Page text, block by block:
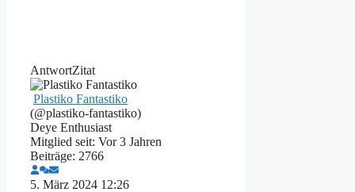
AntwortZitat
Plastiko Fantastiko
(@plastiko-fantastiko)
Deye Enthusiast
Mitglied seit: Vor 3 Jahren
Beiträge: 2766
5. März 2024 12:26